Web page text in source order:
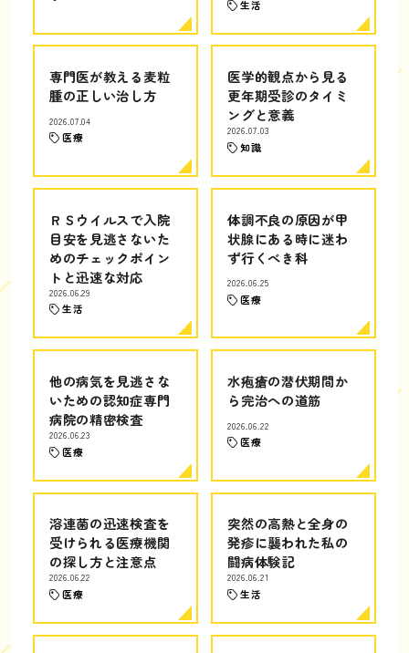
生活
専門医が教える麦粒
腫の正しい治し方
2026.07.04
医療
医学的観点から見る
更年期受診のタイミ
ングと意義
2026.07.03
知識
ＲＳウイルスで入院
目安を見逃さないた
めのチェックポイン
トと迅速な対応
2026.06.29
生活
体調不良の原因が甲
状腺にある時に迷わ
ず行くべき科
2026.06.25
医療
他の病気を見逃さな
いための認知症専門
病院の精密検査
2026.06.23
医療
水疱瘡の潜伏期間か
ら完治への道筋
2026.06.22
医療
溶連菌の迅速検査を
受けられる医療機関
の探し方と注意点
2026.06.22
医療
突然の高熱と全身の
発疹に襲われた私の
闘病体験記
2026.06.21
生活